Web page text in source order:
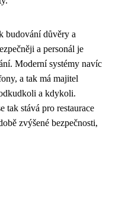
budování důvěry a
a personál je
Moderní systémy navíc
a tak má majitel
a kdykoli.
tak stává pro restaurace
zvýšené bezpečnosti,